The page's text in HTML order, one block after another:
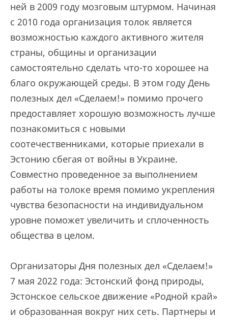
ней в 2009 году мозговым штурмом. Начиная
с 2010 года организация толок является
возможностью каждого активного жителя
страны, общины и организации
самостоятельно сделать что-то хорошее на
благо окружающей среды. В этом году День
полезных дел «Сделаем!» помимо прочего
предоставляет хорошую возможность лучше
познакомиться с новыми
соотечественниками, которые приехали в
Эстонию сбегая от войны в Украине.
Совместно проведенное за выполнением
работы на толоке время помимо укрепления
чувства безопасности на индивидуальном
уровне поможет увеличить и сплоченность
общества в целом.
Организаторы Дня полезных дел «Сделаем!»
7 мая 2022 года: Эстонский фонд природы,
Эстонское сельское движение «Родной край»
и образованная вокруг них сеть. Партнеры и